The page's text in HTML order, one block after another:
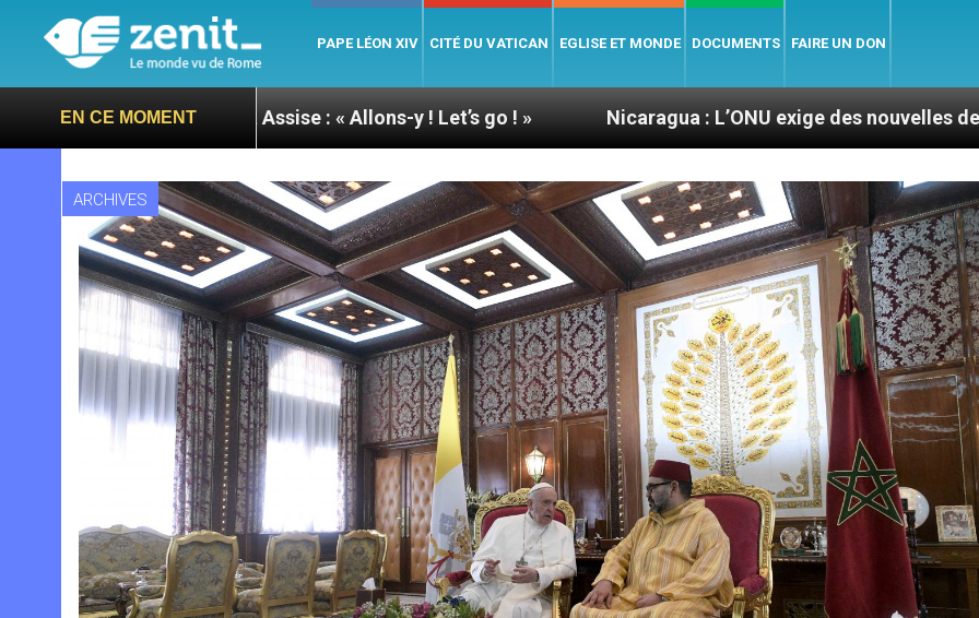
PAPE LÉON XIV CITÉ DU VATICAN EGLISE ET MONDE DOCUMENTS FAIRE UN DON
EN CE MOMENT
du pape à Assise : « Allons-y ! Let’s go ! » Nicaragua : L’ONU exige des nouvelles de Mgr Mata
ARCHIVES